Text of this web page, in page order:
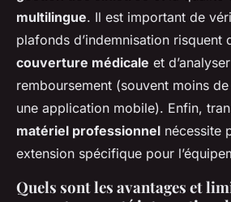
multilingue. Il est important de
plafonds d’indemnisation risquent
couverture médicale et
remboursement (souvent moins
une application mobile). Enfin,
matériel professionnel nécessite
extension spécifique pour
Quels sont les avantages et